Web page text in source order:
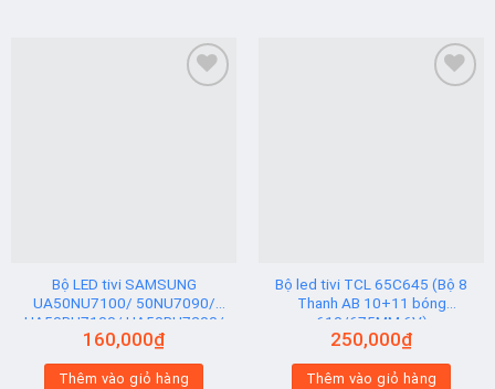
Bộ LED tivi SAMSUNG
UA50NU7100/ 50NU7090/
UA50RU7100/ UA50RU7200/
UA50RU7300 (2 thanh viền 6V
N2) Hạt Vuông
160,000₫
Thêm vào giỏ hàng
Bộ led tivi TCL 65C645 (Bộ 8
Thanh AB 10+11 bóng
610/675MM 6V)
250,000₫
Thêm vào giỏ hàng